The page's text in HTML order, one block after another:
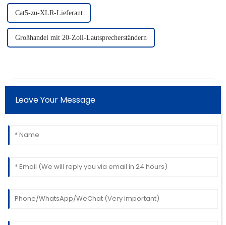
Cat5-zu-XLR-Lieferant
Großhandel mit 20-Zoll-Lautsprecherständern
Leave Your Message